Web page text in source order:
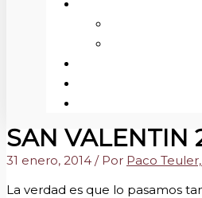
SAN VALENTIN
31 enero, 2014 / Por Paco
La verdad es que lo pasamos